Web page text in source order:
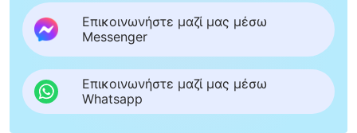
Επικοινωνήστε μαζί μας μέσω
Messenger
Επικοινωνήστε μαζί μας μέσω
Whatsapp